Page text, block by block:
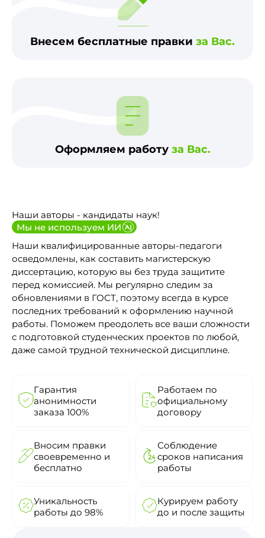
Внесем бесплатные правки за Вас.
Оформляем работу за Вас.
Наши авторы - кандидаты наук!
Мы не используем ИИ
Наши квалифицированные авторы-педагоги
осведомлены, как составить магистерскую
диссертацию, которую вы без труда защитите
перед комиссией. Мы регулярно следим за
обновлениями в ГОСТ, поэтому всегда в курсе
последних требований к оформлению научной
работы. Поможем преодолеть все ваши сложности
с подготовкой студенческих проектов по любой,
даже самой трудной технической дисциплине.
Гарантия
анонимности
заказа 100%
Работаем по
официальному
договору
Вносим правки
своевременно и
бесплатно
Соблюдение
сроков написания
работы
Уникальность
работы до 98%
Курируем работу
до и после защиты